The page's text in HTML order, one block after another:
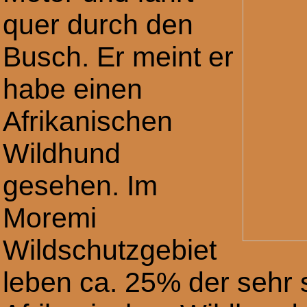
quer durch den
Busch. Er meint er
habe einen
Afrikanischen
Wildhund
gesehen. Im
Moremi
Wildschutzgebiet
leben ca. 25% der